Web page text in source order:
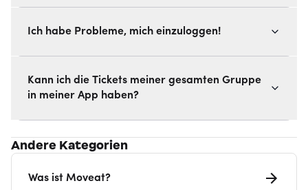
Ich habe Probleme, mich einzuloggen!
Kann ich die Tickets meiner gesamten Gruppe
in meiner App haben?
Andere Kategorien
Was ist Moveat?